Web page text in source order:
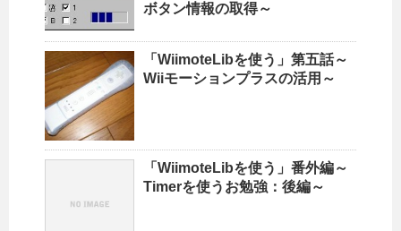
ボタン情報の取得～
「WiimoteLibを使う」第五話～
Wiiモーションプラスの活用～
「WiimoteLibを使う」番外編～
Timerを使うお勉強：後編～